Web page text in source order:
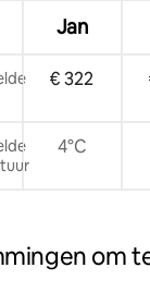
Jan
€ 322
4°C
om